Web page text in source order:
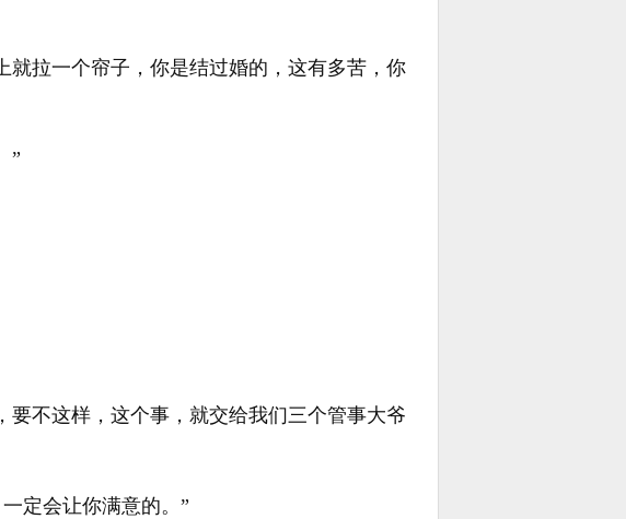
拉一个帘子，你是结过婚的，这有多苦，你
”
不这样，这个事，就交给我们三个管事大爷
定会让你满意的。”